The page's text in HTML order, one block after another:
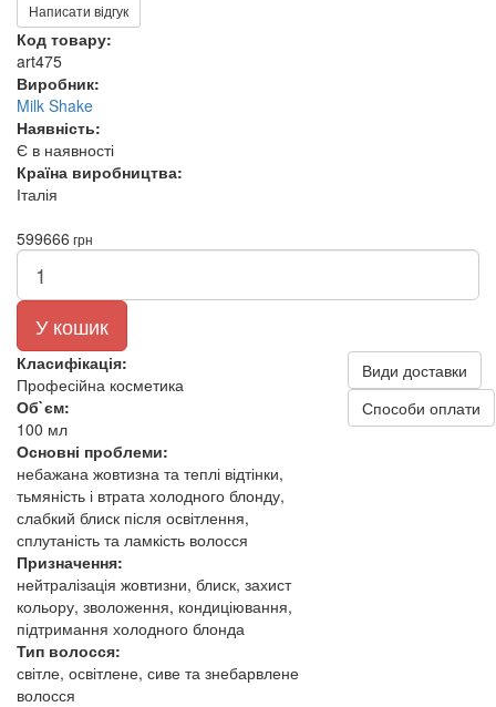
Написати відгук
Код товару:
art475
Виробник:
Milk Shake
Наявність:
Є в наявності
Країна виробництва:
Італія
599666 грн
У кошик
Класифікація:
Професійна косметика
Об`єм:
100 мл
Основні проблеми:
небажана жовтизна та теплі відтінки,
тьмяність і втрата холодного блонду,
слабкий блиск після освітлення,
сплутаність та ламкість волосся
Призначення:
нейтралізація жовтизни, блиск, захист
кольору, зволоження, кондиціювання,
підтримання холодного блонда
Тип волосся:
світле, освітлене, сиве та знебарвлене
волосся
Види доставки
Способи оплати